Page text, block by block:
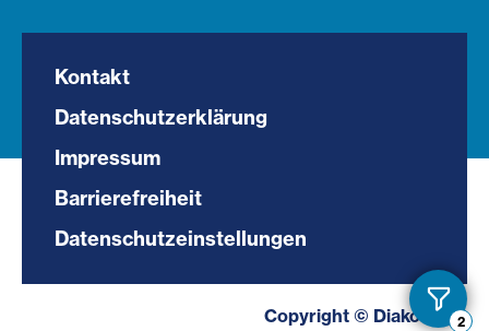
2
Kontakt
Datenschutzerklärung
Impressum
Barrierefreiheit
Datenschutzeinstellungen
Copyright © Diakonie.at